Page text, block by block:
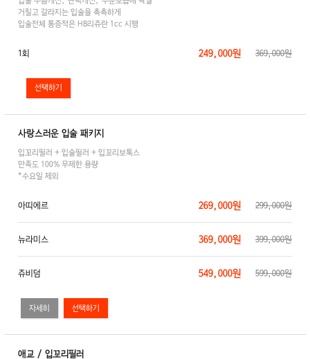
거칠고 갈라지는 입술을 촉촉하게
입술전체 통증적은 HB리쥬란 1cc 시행
1회 249,000원 369,000원
사랑스러운 입술 패키지
입꼬리필러 + 입술필러 + 입꼬리보톡스
만족도 100% 무제한 용량
*수요일 제외
자세히
아띠에르 269,000원 299,000원
뉴라미스 369,000원 399,000원
쥬비덤 549,000원 599,000원
애교 / 입꼬리필러